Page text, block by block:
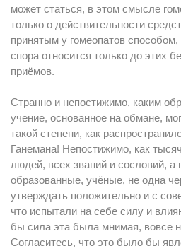
может статься, в этом смысле
только о действительности
принятым у гомеопатов
спора относится только до этих
приёмов.
Странно и непостижимо, каким
учение, основанное на обмане,
такой степени, как
Ганемана! Непостижимо, как
людей, всех званий и сословий,
образованные, учёные, не одна
утверждать положительно и с
что испытали на себе силу и
бы сила эта была мнимая, вовсе
Согласитесь, что это было бы